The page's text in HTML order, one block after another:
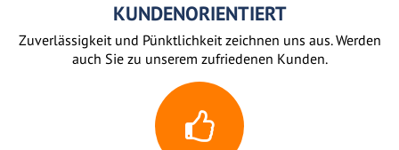
KUNDENORIENTIERT
Zuverlässigkeit und Pünktlichkeit zeichnen uns aus. Werden
auch Sie zu unserem zufriedenen Kunden.